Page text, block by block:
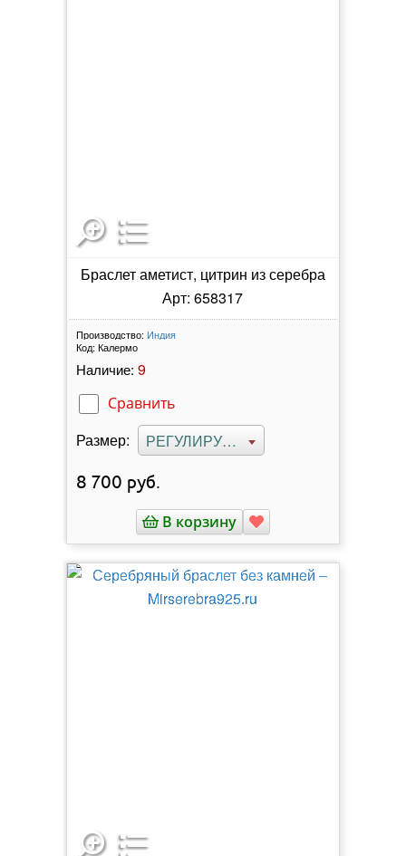
Браслет аметист, цитрин из серебра
Арт: 658317
Производство: Индия
Код: Калермо
Наличие: 9
Сравнить
Размер: РЕГУЛИРУЕМЫЙ
8 700 руб.
В корзину